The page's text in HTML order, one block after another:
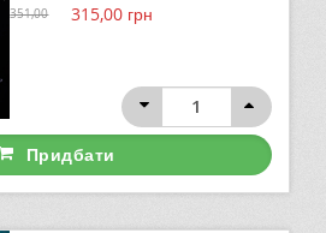
351,00 315,00 грн
Придбати